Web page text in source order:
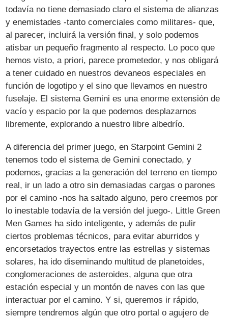
todavía no tiene demasiado claro el sistema de alianzas
y enemistades -tanto comerciales como militares- que,
al parecer, incluirá la versión final, y solo podemos
atisbar un pequeño fragmento al respecto. Lo poco que
hemos visto, a priori, parece prometedor, y nos obligará
a tener cuidado en nuestros devaneos especiales en
función de logotipo y el sino que llevamos en nuestro
fuselaje. El sistema Gemini es una enorme extensión de
vacío y espacio por la que podemos desplazarnos
libremente, explorando a nuestro libre albedrío.
A diferencia del primer juego, en Starpoint Gemini 2
tenemos todo el sistema de Gemini conectado, y
podemos, gracias a la generación del terreno en tiempo
real, ir un lado a otro sin demasiadas cargas o parones
por el camino -nos ha saltado alguno, pero creemos por
lo inestable todavía de la versión del juego-. Little Green
Men Games ha sido inteligente, y además de pulir
ciertos problemas técnicos, para evitar aburridos y
encorsetados trayectos entre las estrellas y sistemas
solares, ha ido diseminando multitud de planetoides,
conglomeraciones de asteroides, alguna que otra
estación especial y un montón de naves con las que
interactuar por el camino. Y si, queremos ir rápido,
siempre tendremos algún que otro portal o agujero de